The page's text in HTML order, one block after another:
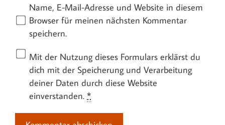
Name, E-Mail-Adresse und Website in diesem
Browser für meinen nächsten Kommentar
speichern.
Mit der Nutzung dieses Formulars erklärst du
dich mit der Speicherung und Verarbeitung
deiner Daten durch diese Website
einverstanden. *